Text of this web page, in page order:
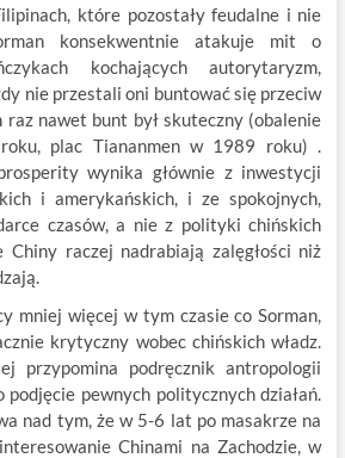
które pozostały feudalne i nie
konsekwentnie atakuje mit o
kochających autorytaryzm,
nie przestali oni buntować się przeciw
raz nawet bunt był skuteczny (obalenie
plac Tiananmen w 1989 roku) .
wynika głównie z inwestycji
i amerykańskich, i ze spokojnych,
czasów, a nie z polityki chińskich
Chiny raczej nadrabiają zalęgłości niż
mniej więcej w tym czasie co Sorman,
krytyczny wobec chińskich władz.
przypomina podręcznik antropologii
pewnych politycznych działań.
nad tym, że w 5-6 lat po masakrze na
Chinami na Zachodzie, w